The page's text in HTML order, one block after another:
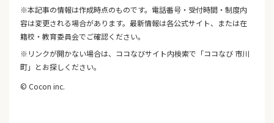
※本記事の情報は作成時点のものです。電話番号・受付時間・制度内
容は変更される場合があります。最新情報は各公式サイト、または在
籍校・教育委員会でご確認ください。
※リンクが開かない場合は、ココなびサイト内検索で「ココなび 市川
町」とお探しください。
© Cocon inc.